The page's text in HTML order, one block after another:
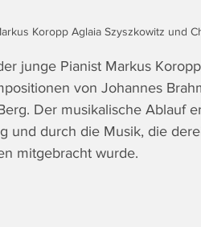
Koropp Aglaia Szyszkowitz und
junge Pianist Markus
von Johannes
Der musikalische Ablauf
und durch die Musik, die
mitgebracht wurde.